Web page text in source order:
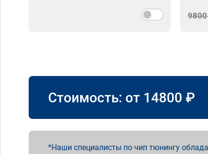
Стоимость: от 14800 ₽
Наши специалисты по чип тюнингу